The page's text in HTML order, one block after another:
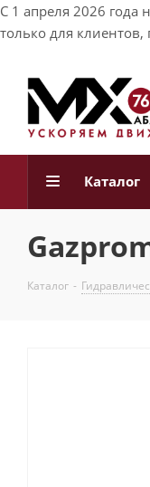
С 1 апреля 2026 года
только для
Каталог
Каталог -